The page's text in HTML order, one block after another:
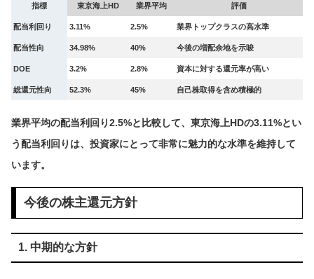
指標 東京海上HD 業界平均 評価
配当利回り 3.11% 2.5% 業界トップクラスの高水準
配当性向 34.98% 40% 今後の増配余地を示唆
DOE 3.2% 2.8% 資本に対する還元率が高い
総還元性向 52.3% 45% 自己株取得を含め積極的
業界平均の配当利回り2.5%と比較して、東京海上HDの3.11%とい
う配当利回りは、投資家にとって非常に魅力的な水準を維持して
います。
今後の株主還元方針
1. 中期的な方針